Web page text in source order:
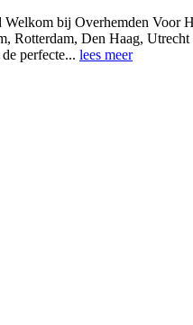
bij Overhemden Voor
Rotterdam, Den Haag,
perfecte... lees meer